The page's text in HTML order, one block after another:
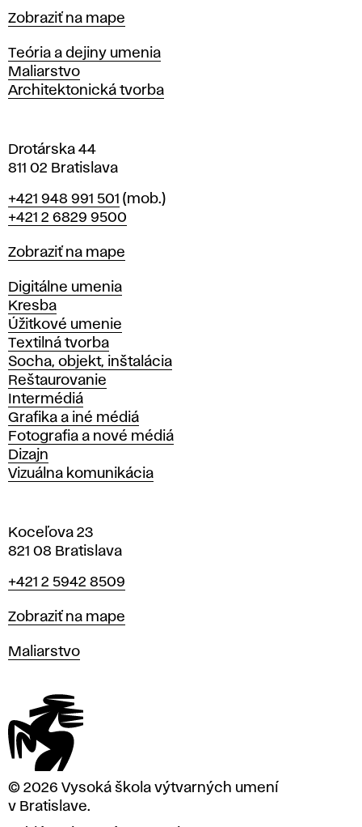
i
l
a
v
Mapa
Zobraziť na mape
Katedry
Teória a dejiny umenia
Maliarstvo
Architektonická tvorba
Drotárska 44
811 02 Bratislava
Telefón
+421 948 991 501 (mob.)
+421 2 6829 9500
Mapa
Zobraziť na mape
Katedry
Digitálne umenia
Kresba
Úžitkové umenie
Textilná tvorba
Socha, objekt, inštalácia
Reštaurovanie
Intermédiá
Grafika a iné médiá
Fotografia a nové médiá
Dizajn
Vizuálna komunikácia
Koceľova 23
821 08 Bratislava
Telefón
+421 2 5942 8509
Mapa
Zobraziť na mape
Katedry
Maliarstvo
© 2026 Vysoká škola výtvarných umení
v Bratislave.